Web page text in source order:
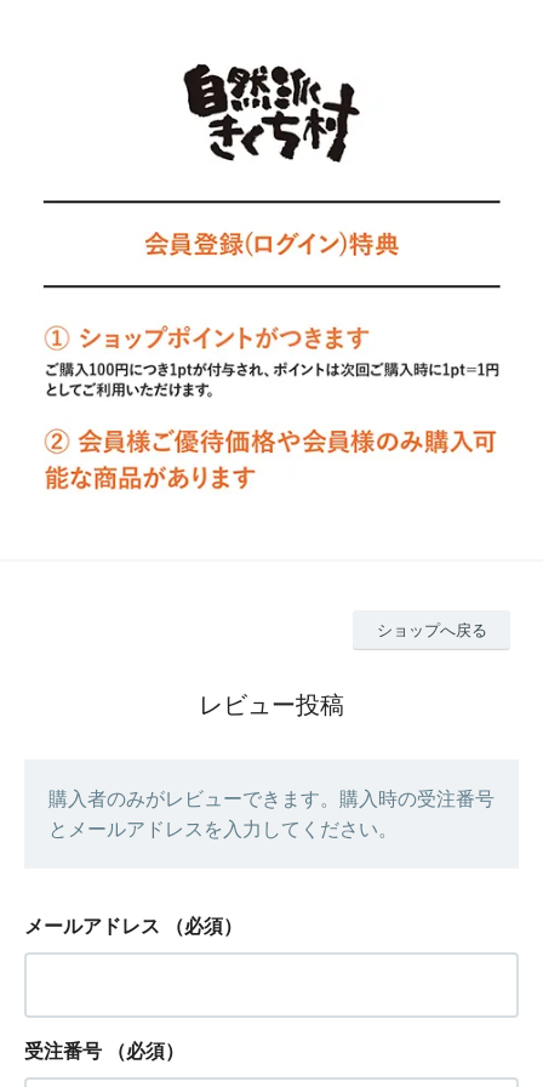
ショップへ戻る
レビュー投稿
購入者のみがレビューできます。購入時の受注番号
とメールアドレスを入力してください。
メールアドレス （必須）
受注番号 （必須）